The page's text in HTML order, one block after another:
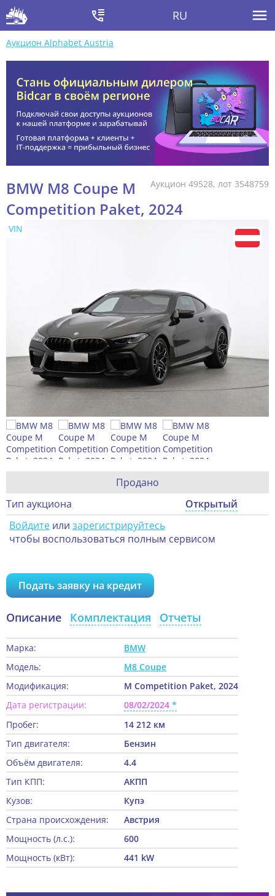
RU
Аукцион Alphabet Austria
Аукцион 49528, лот 3548759
BMW M8 Coupe M
Competition Paket, 2024
VIN
Продано
Тип аукциона
Открытый
Войдите или зарегистрируйтесь
чтобы воспользоваться полным сервисом
Подать заявку на кредит
Описание Комплектация Отчеты
Марка:
BMW
Модель:
M8 Coupe
Модификация:
M Competition Paket, 2024
Дата регистрации:
08/02/2024
Пробег:
14 212 км
Тип двигателя:
Бензин
Объём двигателя:
4.4
Тип КПП:
АКПП
Кузов:
Купэ
Страна происхождения:
Австрия
Мощность (л.с.):
600
Мощность (кВт):
441 kW